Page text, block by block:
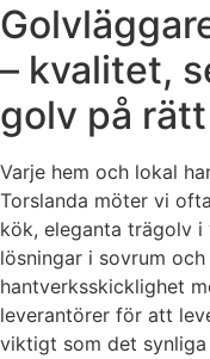
– kvalitet,
golv på
Varje hem och lokal
Torslanda möter vi
kök, eleganta trägolv i
lösningar i sovrum
hantverksskicklighet
leverantörer för att
viktigt som det